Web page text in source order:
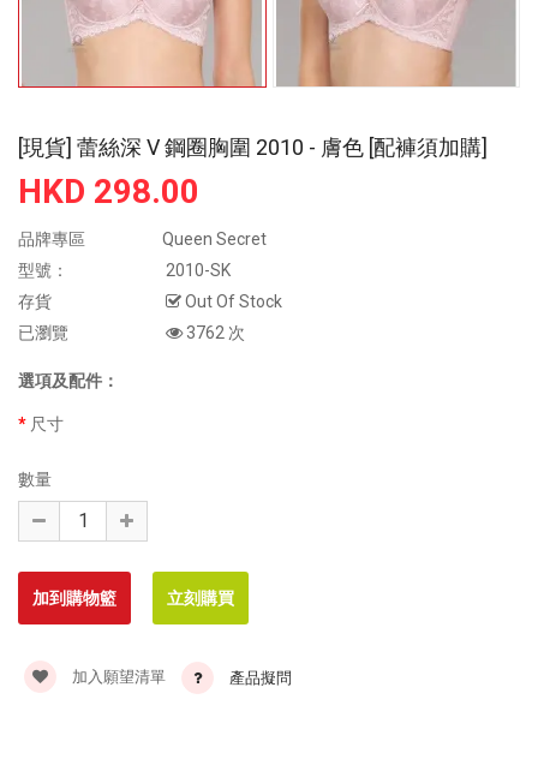
[現貨] 蕾絲深 V 鋼圈胸圍 2010 - 膚色 [配褲須加購]
HKD 298.00
品牌專區
Queen Secret
型號：
2010-SK
存貨
Out Of Stock
已瀏覽
3762 次
選項及配件：
尺寸
數量
加入願望清單 產品擬問